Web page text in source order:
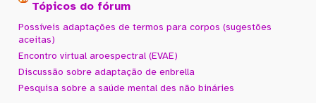
Tópicos do fórum
Possíveis adaptações de termos para corpos (sugestões
aceitas)
Encontro virtual aroespectral (EVAE)
Discussão sobre adaptação de enbrella
Pesquisa sobre a saúde mental des não bináries